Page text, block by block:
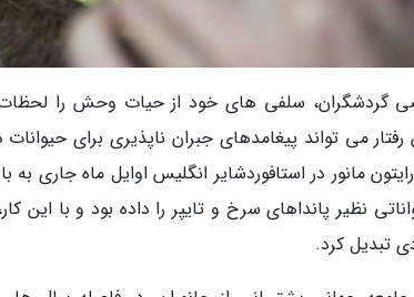
گردشگران، سلفی های خود از حیات وحش را
می تواند پیغامدهای جبران ناپذیری برای
مانور در استافوردشایر انگلیس اوایل ماه جاری به
نظیر پانداهای سرخ و تایپر را داده بود و با این
تبدیل کرد.